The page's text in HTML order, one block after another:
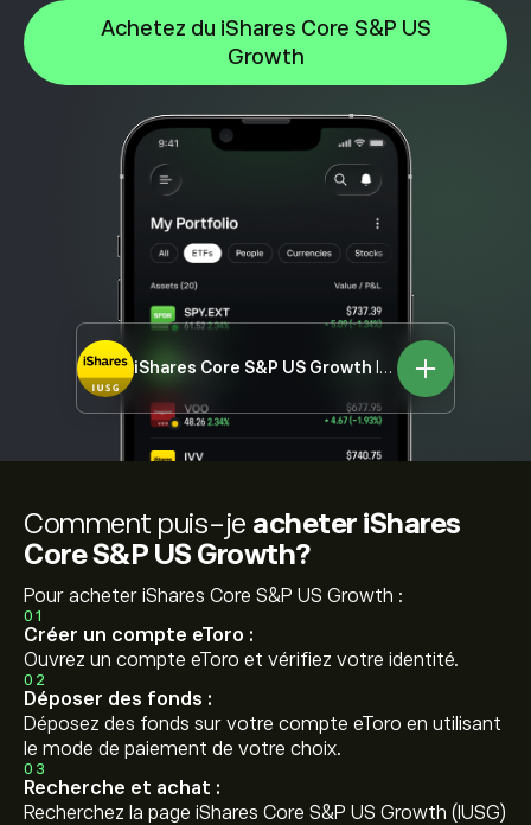
Achetez du iShares Core S&P US
Growth
iShares Core S&P US Growth
Comment puis-je acheter iShares
Core S&P US Growth?
Pour acheter iShares Core S&P US Growth :
01
Créer un compte eToro :
Ouvrez un compte eToro et vérifiez votre identité.
02
Déposer des fonds :
Déposez des fonds sur votre compte eToro en utilisant
le mode de paiement de votre choix.
03
Recherche et achat :
Recherchez la page iShares Core S&P US Growth (IUSG)